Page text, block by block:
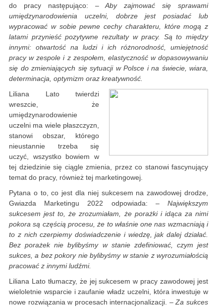
do pracy następująco: – Aby zajmować się sprawami
umiędzynarodowienia uczelni, dobrze jest posiadać lub
wypracować w sobie pewne cechy charakteru, które mogą z
latami przynieść pozytywne rezultaty w pracy. Są to między
innymi: otwartość na ludzi i ich różnorodność, umiejętność
pracy w zespole i z zespołem, elastyczność w dopasowywaniu
się do zmieniających się sytuacji w Polsce i na świecie, wiara,
determinacja, optymizm oraz kreatywność.
Liliana Lato twierdzi
wreszcie, że
umiędzynarodowienie
uczelni ma wiele płaszczyzn,
stanowi obszar, którego
nieustannie trzeba się
uczyć, wszystko bowiem w
tej dziedzinie się ciągle zmienia, przez co stanowi fascynujący
temat do pracy, również tej marketingowej.
Pytana o to, co jest dla niej sukcesem na zawodowej drodze,
Gwiazda Marketingu 2022 odpowiada: – Największym
sukcesem jest to, że zrozumiałam, że porażki i idąca za nimi
pokora są częścią procesu, że to właśnie one nas wzmacniają i
to z nich czerpiemy doświadczenie i wiedzę, jak dalej działać.
Bez porażek nie bylibyśmy w stanie zdefiniować, czym jest
sukces, a bez pokory nie bylibyśmy w stanie z wyrozumiałością
pracować z innymi ludźmi.
Liliana Lato tłumaczy, że jej sukcesem w pracy zawodowej jest
wieloletnie wsparcie i zaufanie władz uczelni, która inwestuje w
nowe rozwiązania w procesach internacjonalizacji. – Za sukces